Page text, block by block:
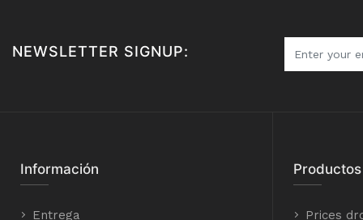
NEWSLETTER SIGNUP:
Información
Entrega
Productos
Prices